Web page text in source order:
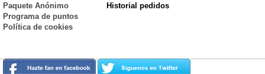
Paquete Anónimo
Programa de puntos
Política de cookies
Historial pedidos